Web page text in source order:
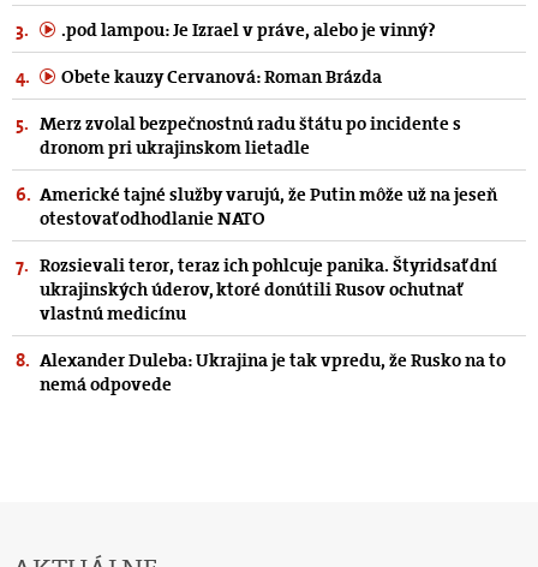
.pod lampou: Je Izrael v práve, alebo je vinný?
Obete kauzy Cervanová: Roman Brázda
Merz zvolal bezpečnostnú radu štátu po incidente s
dronom pri ukrajinskom lietadle
Americké tajné služby varujú, že Putin môže už na jeseň
otestovať odhodlanie NATO
Rozsievali teror, teraz ich pohlcuje panika. Štyridsať dní
ukrajinských úderov, ktoré donútili Rusov ochutnať
vlastnú medicínu
Alexander Duleba: Ukrajina je tak vpredu, že Rusko na to
nemá odpovede